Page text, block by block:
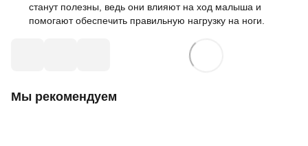
станут полезны, ведь они влияют на ход малыша и
помогают обеспечить правильную нагрузку на ноги.
Мы рекомендуем